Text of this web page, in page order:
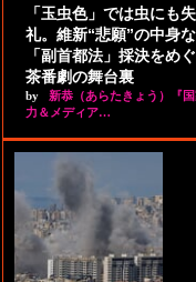
「玉虫色」では虫にも失
礼。維新“悲願”の中身
「副首都法」採決をめ
茶番劇の舞台裏
by
新恭（あらたきょう）『
力＆メディア…